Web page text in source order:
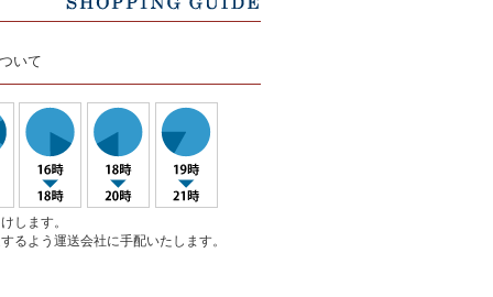
いて
します。
るよう運送会社に手配いたします。